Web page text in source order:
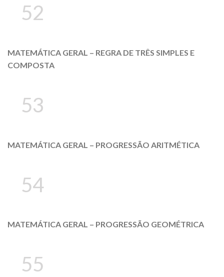
52
MATEMÁTICA GERAL – REGRA DE TRÊS SIMPLES E
COMPOSTA
53
MATEMÁTICA GERAL – PROGRESSÃO ARITMÉTICA
54
MATEMÁTICA GERAL – PROGRESSÃO GEOMÉTRICA
55